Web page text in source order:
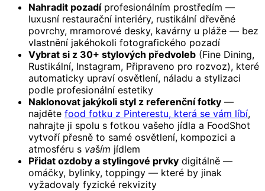
Nahradit pozadíprofesionálním prostředím —
luxusní restaurační interiéry, rustikální dřevěné
povrchy, mramorové desky, kavárny u pláže — bez
vlastnění jakéhokoli fotografického pozadí
Vybrat si z 30+ stylových předvoleb (Fine Dining,
Rustikální, Instagram, Připraveno pro rozvoz), které
automaticky upraví osvětlení, náladu a stylizaci
podle profesionální estetiky
Naklonovat jakýkoli styl z referenční fotky —
najděte food fotku z Pinterestu, která se vám líbí,
nahrajte ji spolu s fotkou vašeho jídla a FoodShot
vytvoří přesně to samé osvětlení, kompozici a
atmosféru s vaším jídlem
Přidat ozdoby a stylingové prvky digitálně —
omáčky, bylinky, toppingy — které by jinak
vyžadovaly fyzické rekvizity